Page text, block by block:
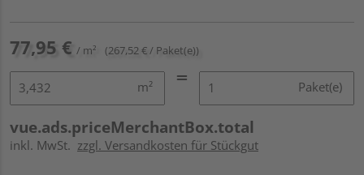
77,95 € / m² (267,52 € / Paket(e))
m² Paket(e)
vue.ads.priceMerchantBox.total
inkl. MwSt. zzgl. Versandkosten für Stückgut